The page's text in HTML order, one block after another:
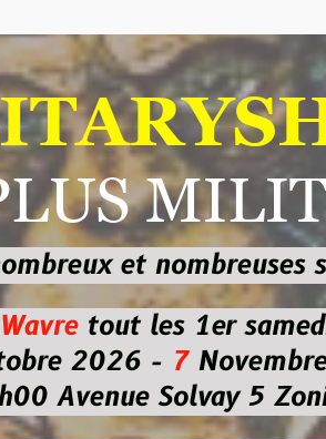
et nombreusessur les
les 1er samedi
- 7Novembre 2026
Solvay 5 Zoning